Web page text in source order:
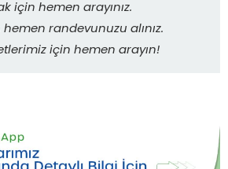
için hemen arayınız.
hemen randevunuzu alınız.
için hemen arayın!